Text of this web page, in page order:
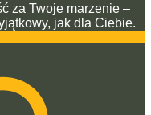
za Twoje marzenie –
jak dla Ciebie.